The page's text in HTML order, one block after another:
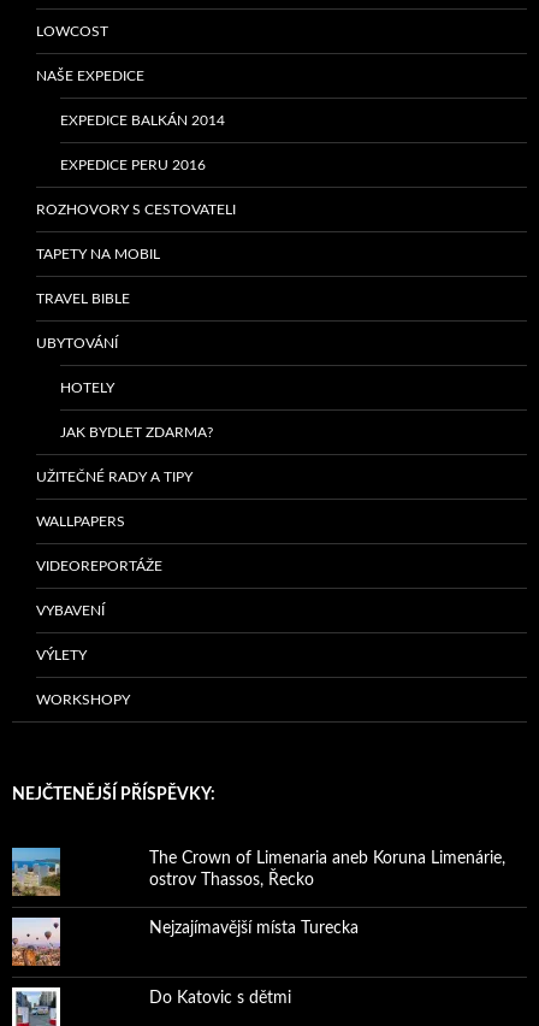
LOWCOST
NAŠE EXPEDICE
EXPEDICE BALKÁN 2014
EXPEDICE PERU 2016
ROZHOVORY S CESTOVATELI
TAPETY NA MOBIL
TRAVEL BIBLE
UBYTOVÁNÍ
HOTELY
JAK BYDLET ZDARMA?
UŽITEČNÉ RADY A TIPY
WALLPAPERS
VIDEOREPORTÁŽE
VYBAVENÍ
VÝLETY
WORKSHOPY
NEJČTENĚJŠÍ PŘÍSPĚVKY:
The Crown of Limenaria aneb Koruna Limenárie,
ostrov Thassos, Řecko
Nejzajímavější místa Turecka
Do Katovic s dětmi